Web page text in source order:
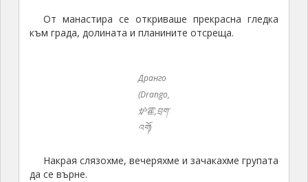
От манастира се откриваше прекрасна гледка
към града, долината и планините отсреща.
Дранго
(Drango,
炉霍,བྲག་
འགོ)
Накрая слязохме, вечеряхме и зачакахме групата
да се върне.